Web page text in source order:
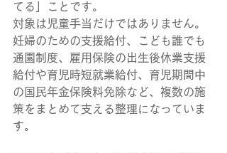
てる」ことです。
対象は児童手当だけではありません。
妊婦のための支援給付、こども誰でも
通園制度、雇用保険の出生後休業支援
給付や育児時短就業給付、育児期間中
の国民年金保険料免除など、複数の施
策をまとめて支える整理になっていま
す。